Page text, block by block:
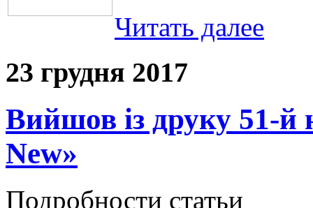
Читать далее
23 грудня 2017
Вийшов із друку 51-й
New»
Подробности статьи